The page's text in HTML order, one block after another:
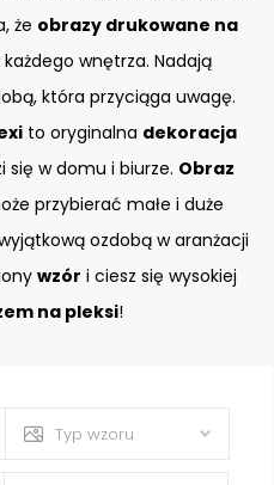
że obrazy drukowane na
wnętrza. Nadają
która przyciąga uwagę.
to oryginalna dekoracja
się w domu i biurze. Obraz
przybierać małe i duże
ozdobą w aranżacji
wzór i ciesz się wysokiej
na pleksi!
Typ wzoru